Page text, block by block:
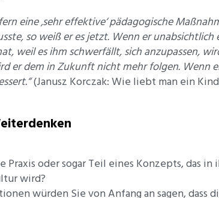
eine ‚sehr effektive‘ pädagogische
so weiß er es jetzt. Wenn er
weil es ihm schwerfällt, sich anzupassen,
er dem in Zukunft nicht mehr folgen. Wenn
(Janusz Korczak: Wie liebt man ein
Praxis oder sogar Teil eines Konzepts, das
wird?
würden Sie von Anfang an sagen,